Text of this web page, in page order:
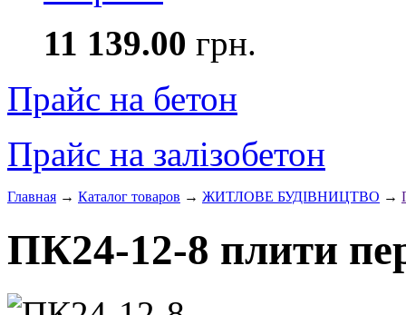
11 139.00 грн.
Прайс на бетон
Прайс на залізобетон
Главная → Каталог товаров → ЖИТЛОВЕ БУДIВНИЦТВО →
ПК24-12-8 плити